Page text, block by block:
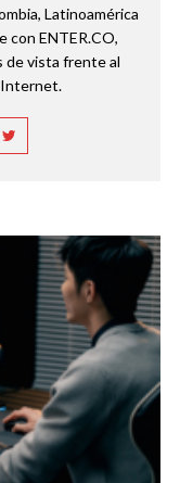
Latinoamérica
con ENTER.CO,
de vista frente al
Internet.